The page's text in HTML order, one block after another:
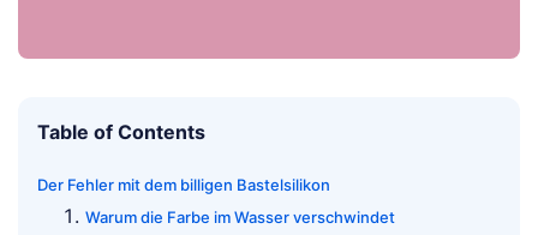
Table of Contents
Der Fehler mit dem billigen Bastelsilikon
Warum die Farbe im Wasser verschwindet